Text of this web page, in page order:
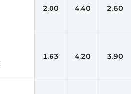
2.00 4.40 2.60
1.63 4.20 3.90